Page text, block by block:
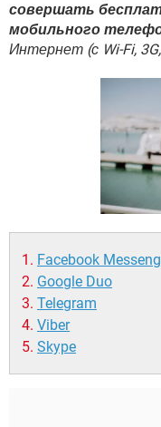
YANDEX
WINDOWS 10
ВИДЕО
совершать
мобильного
Интернет (с Wi-Fi,
Facebook
Google Duo
Telegram
Viber
Skype